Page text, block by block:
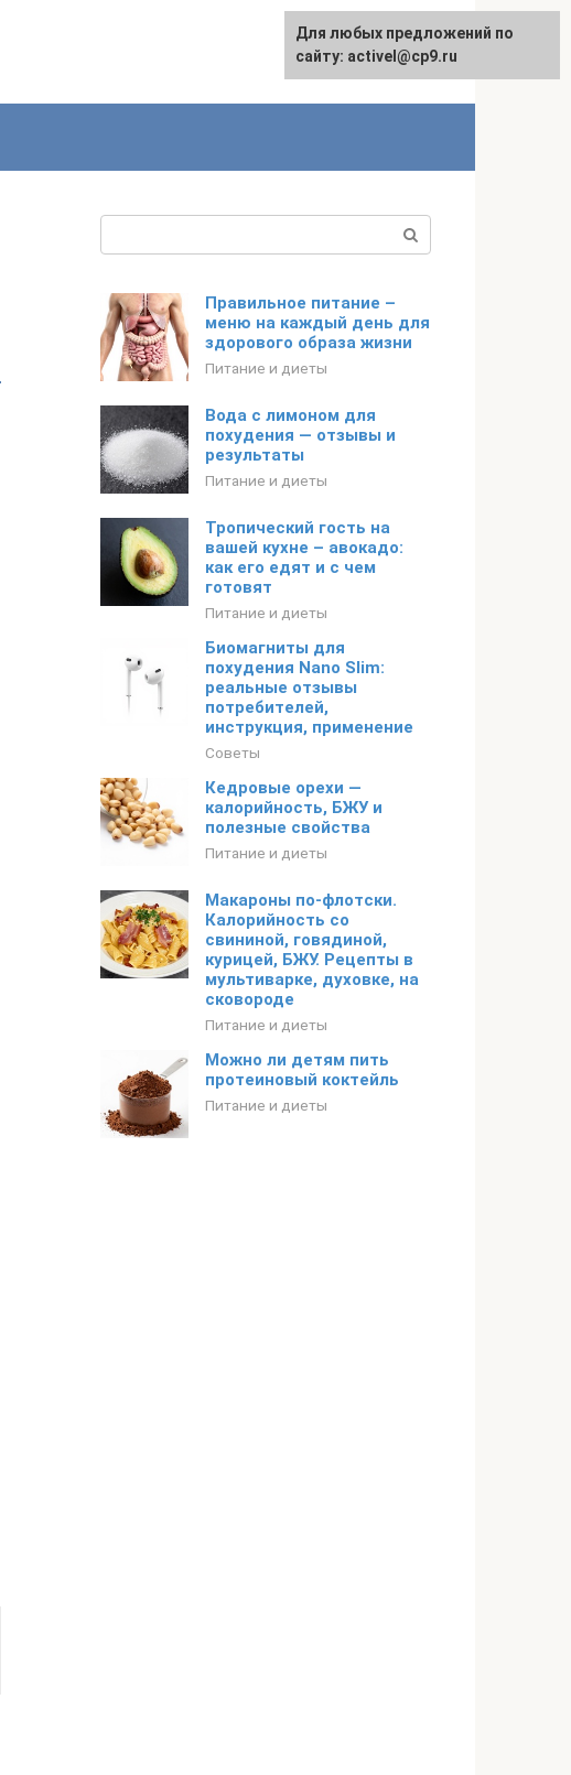
English
Правильное питание –
меню на каждый день для
здорового образа жизни
Питание и диеты
Вода с лимоном для
похудения — отзывы и
результаты
Питание и диеты
Тропический гость на
вашей кухне – авокадо:
как его едят и с чем
готовят
Питание и диеты
Биомагниты для
похудения Nano Slim:
реальные отзывы
потребителей,
инструкция, применение
Советы
Кедровые орехи —
калорийность, БЖУ и
полезные свойства
Питание и диеты
Макароны по-флотски.
Калорийность со
свининой, говядиной,
курицей, БЖУ. Рецепты в
мультиварке, духовке, на
сковороде
Питание и диеты
Можно ли детям пить
протеиновый коктейль
Питание и диеты
Для любых предложений по
сайту: activel@cp9.ru